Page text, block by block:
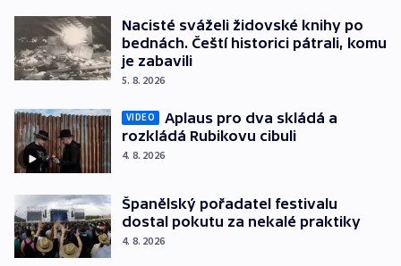
Nacisté sváželi židovské knihy po
bednách. Čeští historici pátrali, komu
je zabavili
5. 8. 2026
VIDEO
Aplaus pro dva skládá a
rozkládá Rubikovu cibuli
4. 8. 2026
Španělský pořadatel festivalu
dostal pokutu za nekalé praktiky
4. 8. 2026